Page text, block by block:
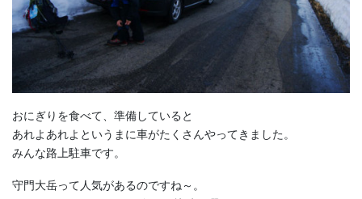
おにぎりを食べて、準備していると
あれよあれよというまに車がたくさんやってきました。
みんな路上駐車です。
守門大岳って人気があるのですね～。